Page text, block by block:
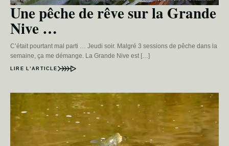
Une pêche de rêve sur la Grande
Nive …
C’était pourtant mal parti … Jeudi soir. Malgré 3 sessions de pêche dans la
semaine, ça me démange. La Grande Nive est […]
LIRE L’ARTICLE